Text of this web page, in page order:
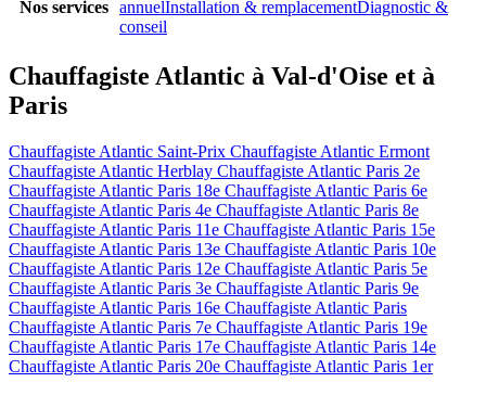
Nos services annuelInstallation & remplacementDiagnostic &
conseil
Chauffagiste Atlantic à Val-d'Oise et à
Paris
Chauffagiste Atlantic Saint-Prix Chauffagiste Atlantic Ermont
Chauffagiste Atlantic Herblay Chauffagiste Atlantic Paris 2e
Chauffagiste Atlantic Paris 18e Chauffagiste Atlantic Paris 6e
Chauffagiste Atlantic Paris 4e Chauffagiste Atlantic Paris 8e
Chauffagiste Atlantic Paris 11e Chauffagiste Atlantic Paris 15e
Chauffagiste Atlantic Paris 13e Chauffagiste Atlantic Paris 10e
Chauffagiste Atlantic Paris 12e Chauffagiste Atlantic Paris 5e
Chauffagiste Atlantic Paris 3e Chauffagiste Atlantic Paris 9e
Chauffagiste Atlantic Paris 16e Chauffagiste Atlantic Paris
Chauffagiste Atlantic Paris 7e Chauffagiste Atlantic Paris 19e
Chauffagiste Atlantic Paris 17e Chauffagiste Atlantic Paris 14e
Chauffagiste Atlantic Paris 20e Chauffagiste Atlantic Paris 1er